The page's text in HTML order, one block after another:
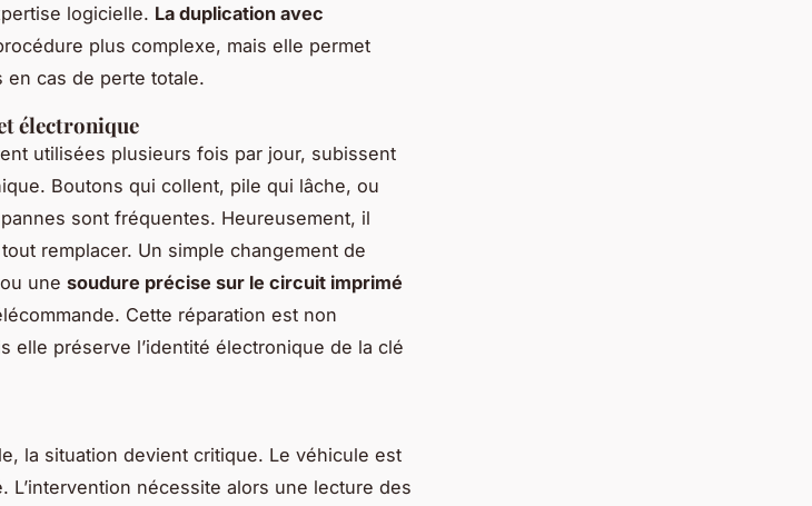
logicielle. La duplication avec
plus complexe, mais elle permet
en cas de perte totale.
électronique
utilisées plusieurs fois par jour, subissent
Boutons qui collent, pile qui lâche, ou
sont fréquentes. Heureusement, il
remplacer. Un simple changement de
une soudure précise sur le circuit imprimé
Cette réparation est non
elle préserve l’identité électronique de la clé
la situation devient critique. Le véhicule est
L’intervention nécessite alors une lecture des